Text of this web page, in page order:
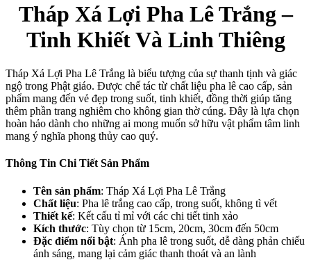
Tháp Xá Lợi Pha Lê Trắng –
Tinh Khiết Và Linh Thiêng
Tháp Xá Lợi Pha Lê Trắng là biểu tượng của sự thanh tịnh và giác
ngộ trong Phật giáo. Được chế tác từ chất liệu pha lê cao cấp, sản
phẩm mang đến vẻ đẹp trong suốt, tinh khiết, đồng thời giúp tăng
thêm phần trang nghiêm cho không gian thờ cúng. Đây là lựa chọn
hoàn hảo dành cho những ai mong muốn sở hữu vật phẩm tâm linh
mang ý nghĩa phong thủy cao quý.
Thông Tin Chi Tiết Sản Phẩm
Tên sản phẩm: Tháp Xá Lợi Pha Lê Trắng
Chất liệu: Pha lê trắng cao cấp, trong suốt, không tì vết
Thiết kế: Kết cấu tỉ mỉ với các chi tiết tinh xảo
Kích thước: Tùy chọn từ 15cm, 20cm, 30cm đến 50cm
Đặc điểm nổi bật: Ánh pha lê trong suốt, dễ dàng phản chiếu
ánh sáng, mang lại cảm giác thanh thoát và an lành